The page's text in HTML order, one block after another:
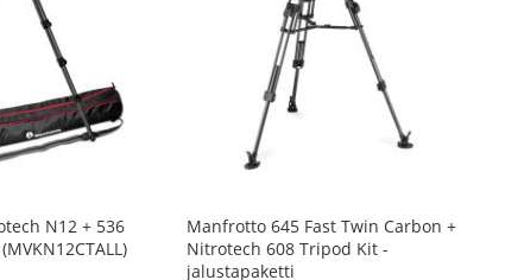
N12 + 536
Manfrotto 645 Fast Twin Carbon +
Nitrotech 608 Tripod Kit -
jalustapaketti